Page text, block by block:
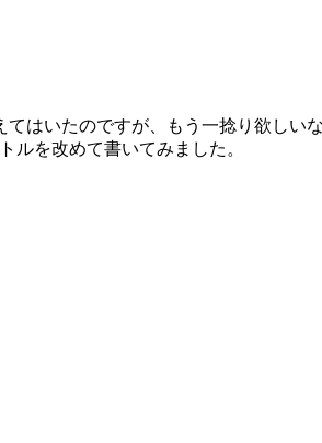
はいたのですが、もう一捻り欲しい
ルを改めて書いてみました。